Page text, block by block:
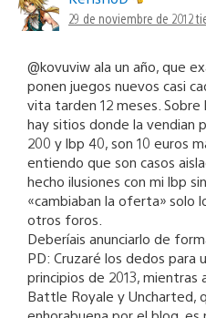
29 de noviembre de 2012
@kovuviw ala un año, que
ponen juegos nuevos casi
vita tarden 12 meses.
hay sitios donde la vendian
200 y lbp 40, son 10 euros
entiendo que son casos
hecho ilusiones con mi lbp
«cambiaban la oferta» solo
otros foros.
Deberíais anunciarlo de
PD: Cruzaré los dedos para
principios de 2013, mientras
Battle Royale y Uncharted,